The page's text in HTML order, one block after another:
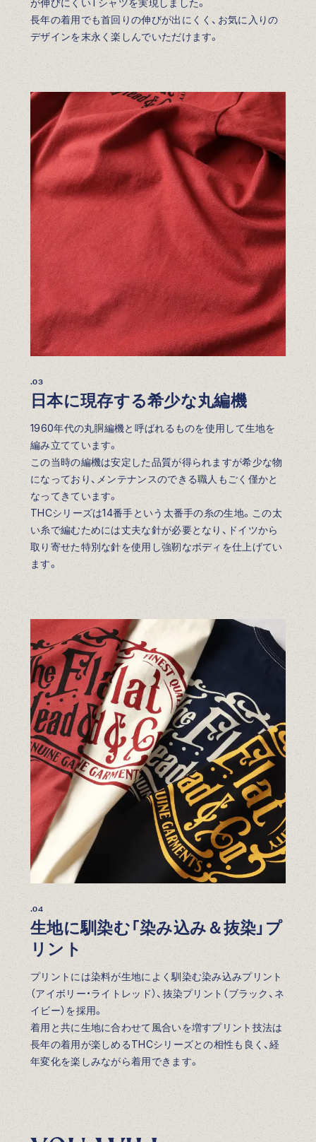
が伸びにくいTシャツを実現しました。
長年の着用でも首回りの伸びが出にくく、お気に入りの
デザインを末永く楽しんでいただけます。
.03
日本に現存する希少な丸編機
1960年代の丸胴編機と呼ばれるものを使用して生地を
編み立てています。
この当時の編機は安定した品質が得られますが希少な物
になっており、メンテナンスのできる職人もごく僅かと
なってきています。
THCシリーズは14番手という太番手の糸の生地。この太
い糸で編むためには丈夫な針が必要となり、ドイツから
取り寄せた特別な針を使用し強靭なボディを仕上げてい
ます。
.04
生地に馴染む「染み込み＆抜染」プ
リント
プリントには染料が生地によく馴染む染み込みプリント
（アイボリー・ライトレッド）、抜染プリント（ブラック、ネ
イビー）を採用。
着用と共に生地に合わせて風合いを増すプリント技法は
長年の着用が楽しめるTHCシリーズとの相性も良く、経
年変化を楽しみながら着用できます。